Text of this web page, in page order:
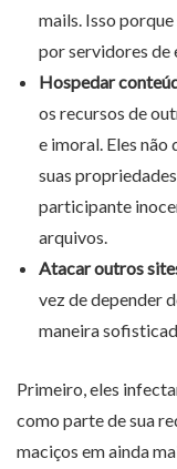
mails. Isso
por servidores de
Hospedar
os recursos de
e imoral. Eles não
suas
participante
arquivos.
Atacar outros
vez de depender
maneira
Primeiro, eles
como parte de sua
maciços em ainda